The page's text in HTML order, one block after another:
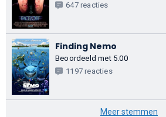
647 reacties
Finding Nemo
Beoordeeld met 5.00
1197 reacties
Meer stemmen